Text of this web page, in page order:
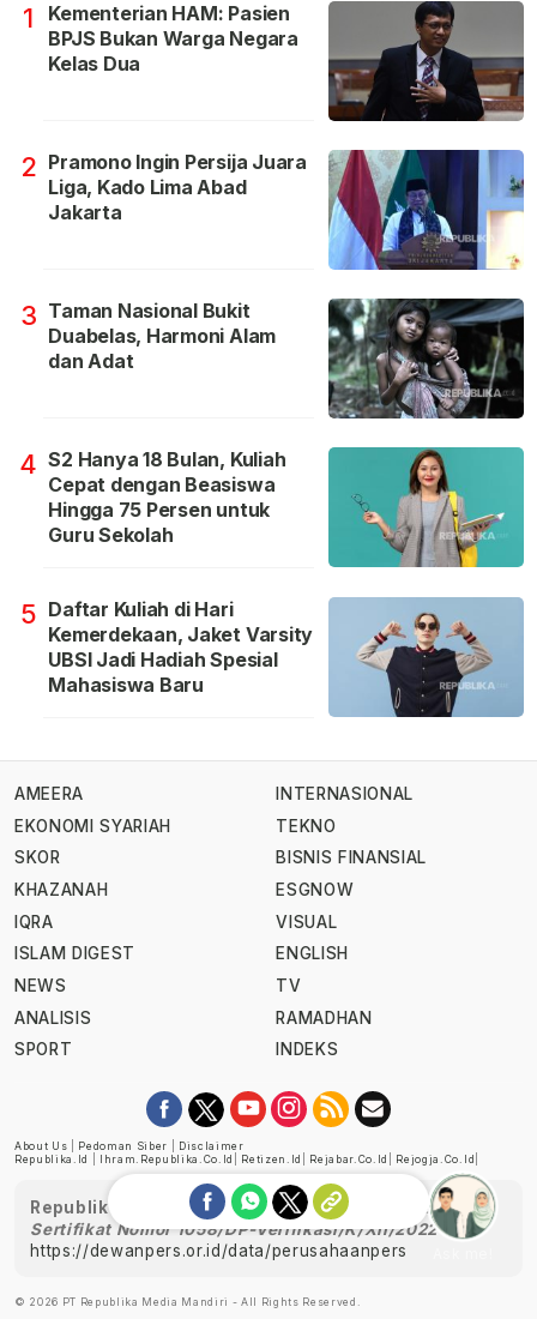
1
Kementerian HAM: Pasien
BPJS Bukan Warga Negara
Kelas Dua
2 Pramono Ingin Persija Juara
Liga, Kado Lima Abad
Jakarta
3 Taman Nasional Bukit
Duabelas, Harmoni Alam
dan Adat
4 S2 Hanya 18 Bulan, Kuliah
Cepat dengan Beasiswa
Hingga 75 Persen untuk
Guru Sekolah
5 Daftar Kuliah di Hari
Kemerdekaan, Jaket Varsity
UBSI Jadi Hadiah Spesial
Mahasiswa Baru
AMEERA
EKONOMI SYARIAH
SKOR
KHAZANAH
IQRA
ISLAM DIGEST
NEWS
ANALISIS
SPORT
INTERNASIONAL
TEKNO
BISNIS FINANSIAL
ESGNOW
VISUAL
ENGLISH
TV
RAMADHAN
INDEKS
About Us Pedoman Siber
Disclaimer
Republika.id
Ihram.republika.co.id Retizen.id Rejabar.co.id Rejogja.co.id
Republika telah diverifikasi oleh Dewan Pers
Sertifikat Nomor 1058/DP-Verifikasi/K/XII/2022
https://dewanpers.or.id/data/perusahaanpers
© 2026 PT Republika Media Mandiri - All Rights Reserved.